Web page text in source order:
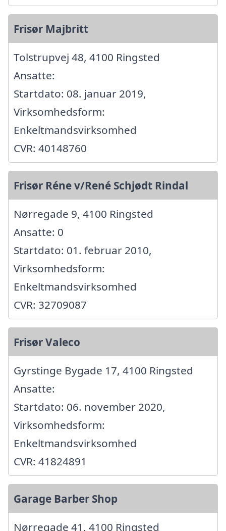
Frisør Majbritt
Tolstrupvej 48, 4100 Ringsted
Ansatte:
Startdato: 08. januar 2019,
Virksomhedsform:
Enkeltmandsvirksomhed
CVR: 40148760
Frisør Réne v/René Schjødt Rindal
Nørregade 9, 4100 Ringsted
Ansatte: 0
Startdato: 01. februar 2010,
Virksomhedsform:
Enkeltmandsvirksomhed
CVR: 32709087
Frisør Valeco
Gyrstinge Bygade 17, 4100 Ringsted
Ansatte:
Startdato: 06. november 2020,
Virksomhedsform:
Enkeltmandsvirksomhed
CVR: 41824891
Garage Barber Shop
Nørregade 41, 4100 Ringsted